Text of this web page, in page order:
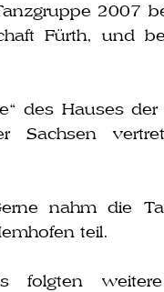
2007
Fürth, und
des Hauses
Sachsen
nahm die
teil.
folg­ten